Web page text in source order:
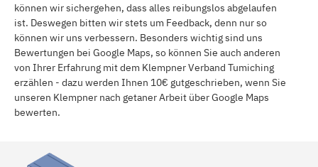
können wir sichergehen, dass alles reibungslos abgelaufen
ist. Deswegen bitten wir stets um Feedback, denn nur so
können wir uns verbessern. Besonders wichtig sind uns
Bewertungen bei Google Maps, so können Sie auch anderen
von Ihrer Erfahrung mit dem Klempner Verband Tumiching
erzählen - dazu werden Ihnen 10€ gutgeschrieben, wenn Sie
unseren Klempner nach getaner Arbeit über Google Maps
bewerten.